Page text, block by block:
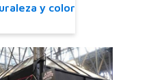
y color